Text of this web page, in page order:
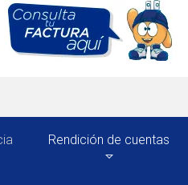
Rendición de cuentas